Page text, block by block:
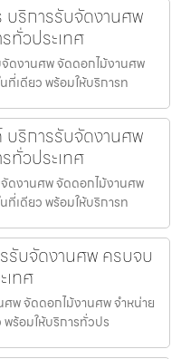
บริการรับจัดงานศพ
ทั่วประเทศ
ดงานศพ จัดดอกไม้งานศพ
ที่เดียว พร้อมให้บริการท
ริการรับจัดงานศพ
ทั่วประเทศ
ดงานศพ จัดดอกไม้งานศพ
ที่เดียว พร้อมให้บริการท
รับจัดงานศพ ครบจบ
เทศ
พ จัดดอกไม้งานศพ จำหน่าย
พร้อมให้บริการทั่วปร